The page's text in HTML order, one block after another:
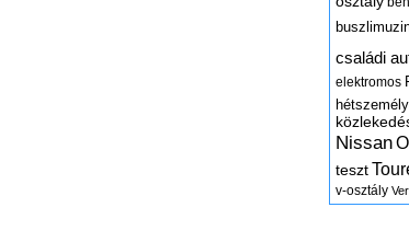
családi
elektromos
Nissan
teszt
v-osztály